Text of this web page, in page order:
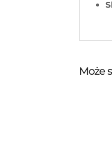
Może